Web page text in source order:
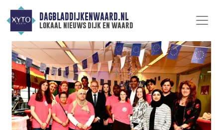
DAGBLADDIJKENWAARD.NL
lokaal nieuws dijk en waard